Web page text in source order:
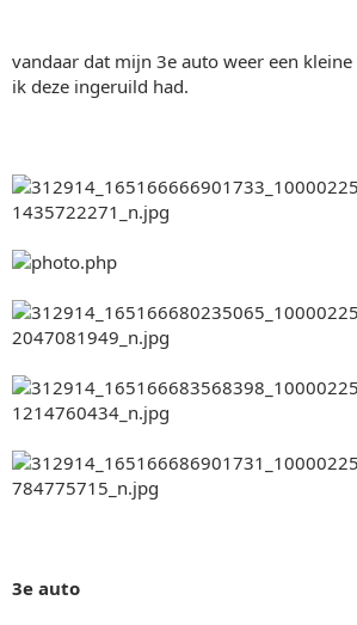
vandaar dat mijn 3e auto weer een
ik deze ingeruild had.
3e auto